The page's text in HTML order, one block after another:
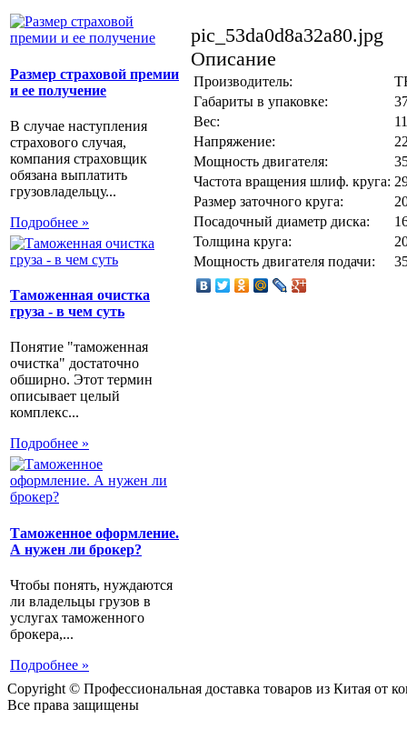
Размер страховой премии
и ее получение
В случае наступления
страхового случая,
компания страховщик
обязана выплатить
грузовладельцу...
Подробнее »
Таможенная очистка
груза - в чем суть
Понятие "таможенная
очистка" достаточно
обширно. Этот термин
описывает целый
комплекс...
Подробнее »
Таможенное оформление.
А нужен ли брокер?
Чтобы понять, нуждаются
ли владельцы грузов в
услугах таможенного
брокера,...
Подробнее »
pic_53da0d8a32a80.jpg
Описание
Производитель:
Габариты в упаковке:
Вес:
Напряжение:
Мощность двигателя:
Частота вращения шлиф. круга:
Размер заточного круга:
Посадочный диаметр диска:
Толщина круга:
Мощность двигателя подачи:
Copyright © Профессиональная доставка товаров из Китая от
Все права защищены